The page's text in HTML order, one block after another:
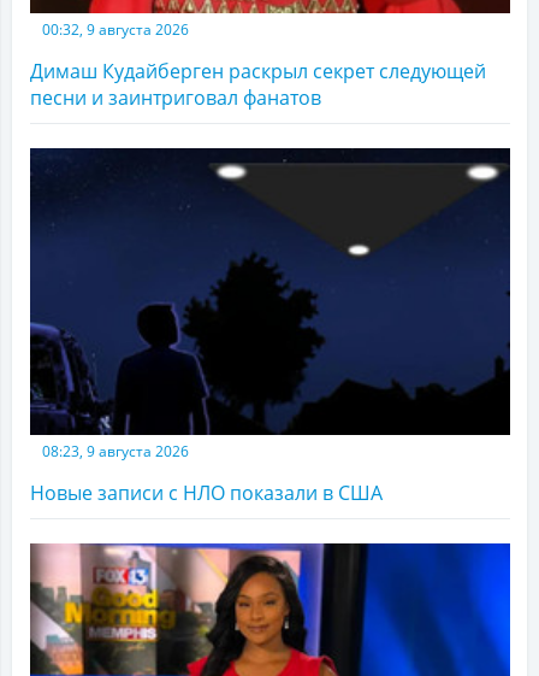
00:32, 9 августа 2026
Димаш Кудайберген раскрыл секрет следующей
песни и заинтриговал фанатов
08:23, 9 августа 2026
Новые записи с НЛО показали в США